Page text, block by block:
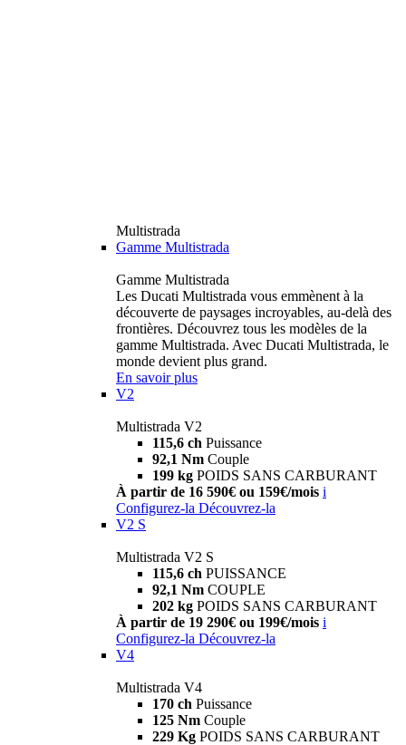
Multistrada
Gamme Multistrada
Gamme Multistrada
Les Ducati Multistrada vous emmènent à la
découverte de paysages incroyables, au-delà des
frontières. Découvrez tous les modèles de la
gamme Multistrada. Avec Ducati Multistrada, le
monde devient plus grand.
En savoir plus
V2
Multistrada V2
115,6 ch Puissance
92,1 Nm Couple
199 kg POIDS SANS CARBURANT
À partir de 16 590€ ou 159€/mois i
Configurez-la Découvrez-la
V2 S
Multistrada V2 S
115,6 ch PUISSANCE
92,1 Nm COUPLE
202 kg POIDS SANS CARBURANT
À partir de 19 290€ ou 199€/mois i
Configurez-la Découvrez-la
V4
Multistrada V4
170 ch Puissance
125 Nm Couple
229 Kg POIDS SANS CARBURANT